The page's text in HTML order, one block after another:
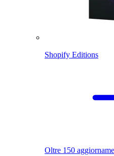
Shopify Editions
Oltre 150